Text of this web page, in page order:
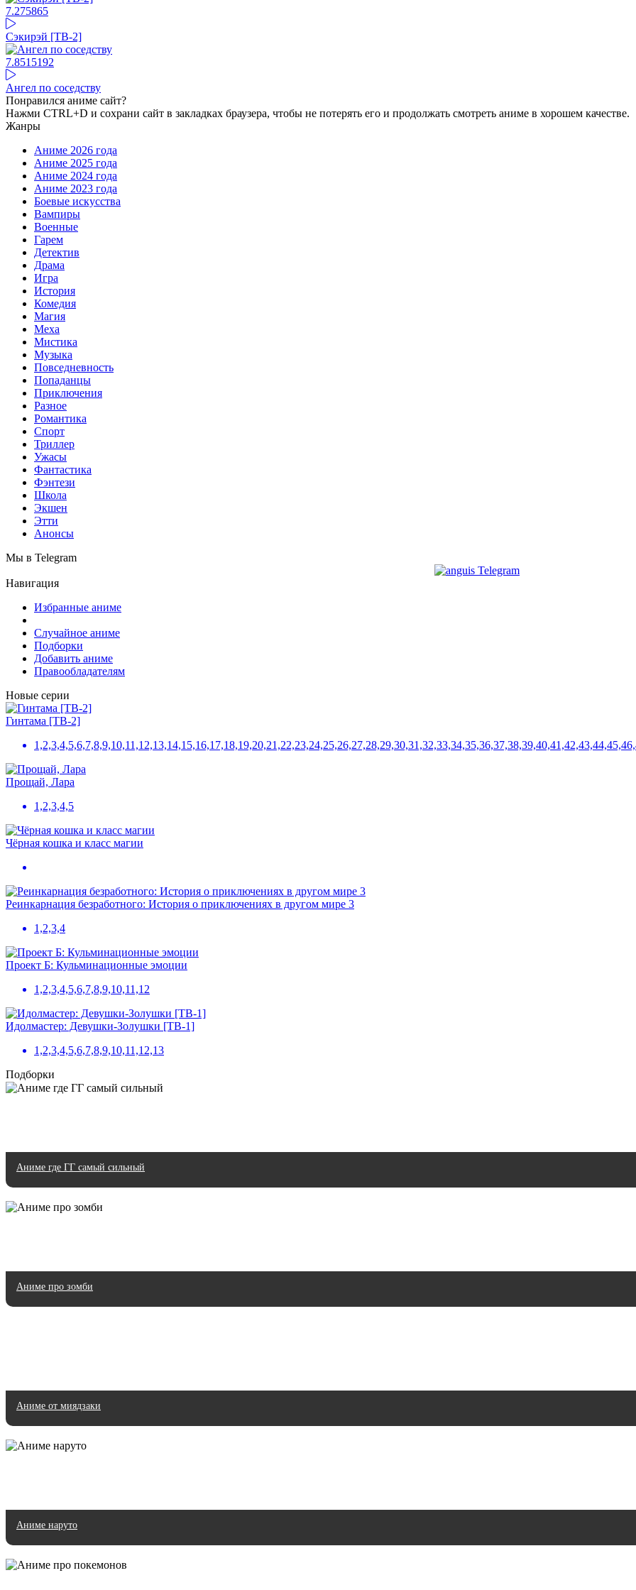
7.275865
Сэкирэй [ТВ-2]
7.8515192
Ангел по соседству
Понравился аниме сайт?
Нажми CTRL+D и сохрани сайт в закладках браузера, чтобы не потерять его и продолжать смотреть аниме в хорошем качестве.
Жанры
Аниме 2026 года
Аниме 2025 года
Аниме 2024 года
Аниме 2023 года
Боевые искусства
Вампиры
Военные
Гарем
Детектив
Драма
Игра
История
Комедия
Магия
Меха
Мистика
Музыка
Повседневность
Попаданцы
Приключения
Разное
Романтика
Спорт
Триллер
Ужасы
Фантастика
Фэнтези
Школа
Экшен
Этти
Анонсы
Мы в Telegram
Навигация
Избранные аниме
Случайное аниме
Подборки
Добавить аниме
Правообладателям
Новые серии
Гинтама [ТВ-2]
Прощай, Лара
1,2,3,4,5
Чёрная кошка и класс магии
Реинкарнация безработного: История о приключениях в другом мире 3
1,2,3,4
Проект Б: Кульминационные эмоции
1,2,3,4,5,6,7,8,9,10,11,12
Идолмастер: Девушки-Золушки [ТВ-1]
1,2,3,4,5,6,7,8,9,10,11,12,13
Подборки
Аниме где ГГ самый сильный
Аниме про зомби
Аниме от миядзаки
Аниме наруто